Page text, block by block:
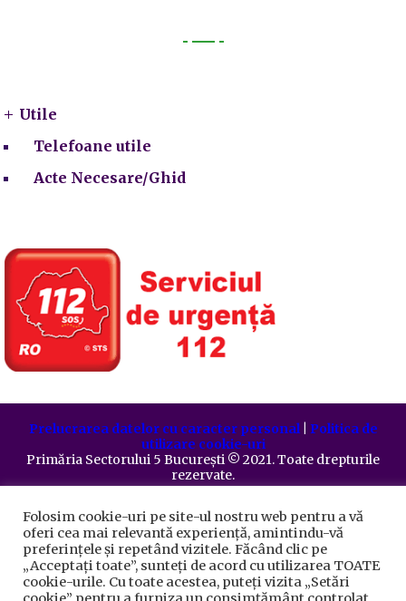
Utile
Telefoane utile
Acte Necesare/Ghid
Prelucrarea datelor cu caracter personal| Politica de
utilizare cookie-uri
Primăria Sectorului 5 București ©️ 2021. Toate drepturile
rezervate.
Folosim cookie-uri pe site-ul nostru web pentru a vă
oferi cea mai relevantă experiență, amintindu-vă
preferințele și repetând vizitele. Făcând clic pe
„Acceptați toate”, sunteți de acord cu utilizarea TOATE
cookie-urile. Cu toate acestea, puteți vizita „Setări